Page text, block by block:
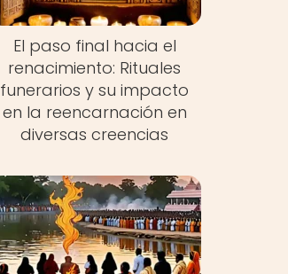
El paso final hacia el
renacimiento: Rituales
funerarios y su impacto
en la reencarnación en
diversas creencias